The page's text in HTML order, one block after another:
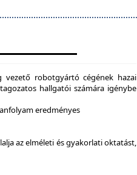
robotgyártó cégének hazai
hallgatói számára igénybe
eredményes
az elméleti és gyakorlati oktatást,